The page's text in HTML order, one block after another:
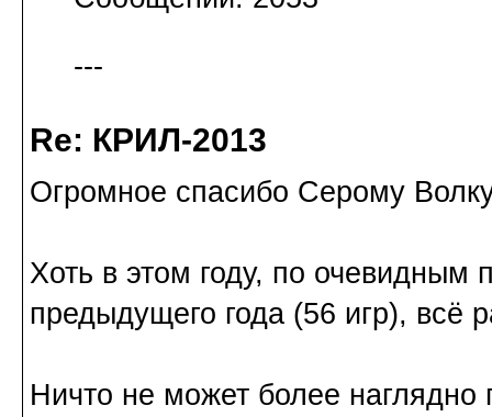
---
Re: КРИЛ-2013
Огромное спасибо Серому
Хоть в этом году, по очевидным
предыдущего года (56 игр), всё
Ничто не может более наглядно